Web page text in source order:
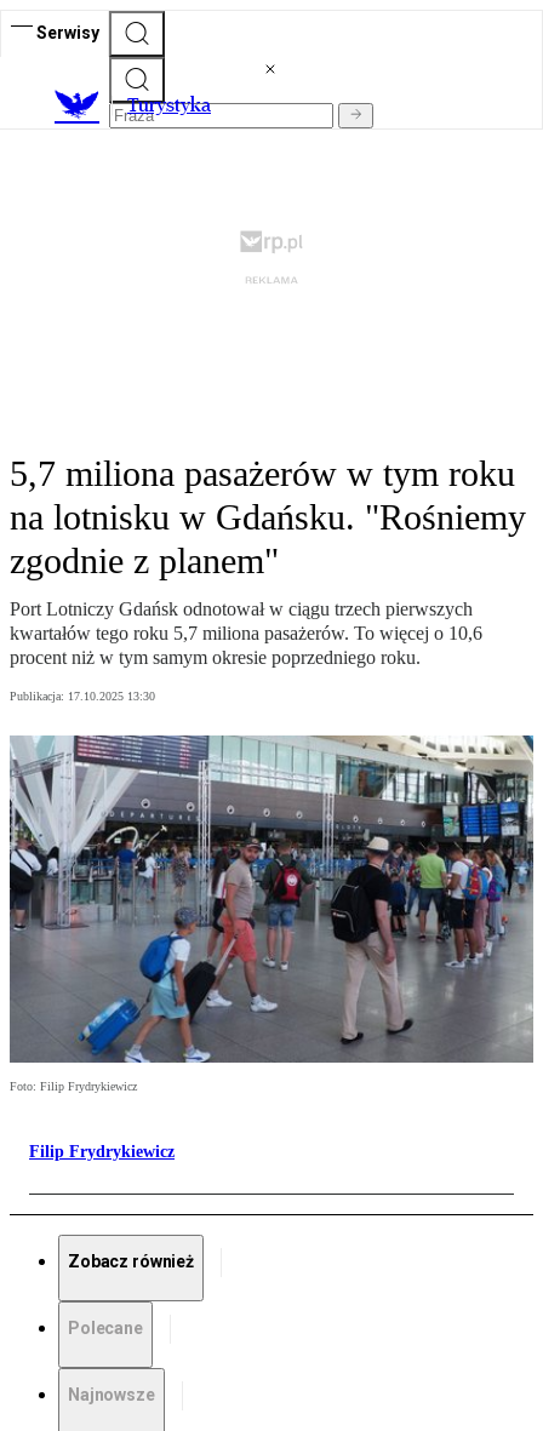
Serwisy
Turystyka
5,7 miliona pasażerów w tym roku
na lotnisku w Gdańsku. "Rośniemy
zgodnie z planem"
Port Lotniczy Gdańsk odnotował w ciągu trzech pierwszych
kwartałów tego roku 5,7 miliona pasażerów. To więcej o 10,6
procent niż w tym samym okresie poprzedniego roku.
Publikacja: 17.10.2025 13:30
Foto: Filip Frydrykiewicz
Filip Frydrykiewicz
Zobacz również
Polecane
Najnowsze